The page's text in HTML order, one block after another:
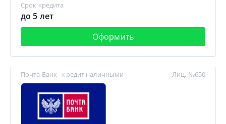
Срок кредита
до 5 лет
Оформить
Почта Банк - кредит наличными Лиц. №650